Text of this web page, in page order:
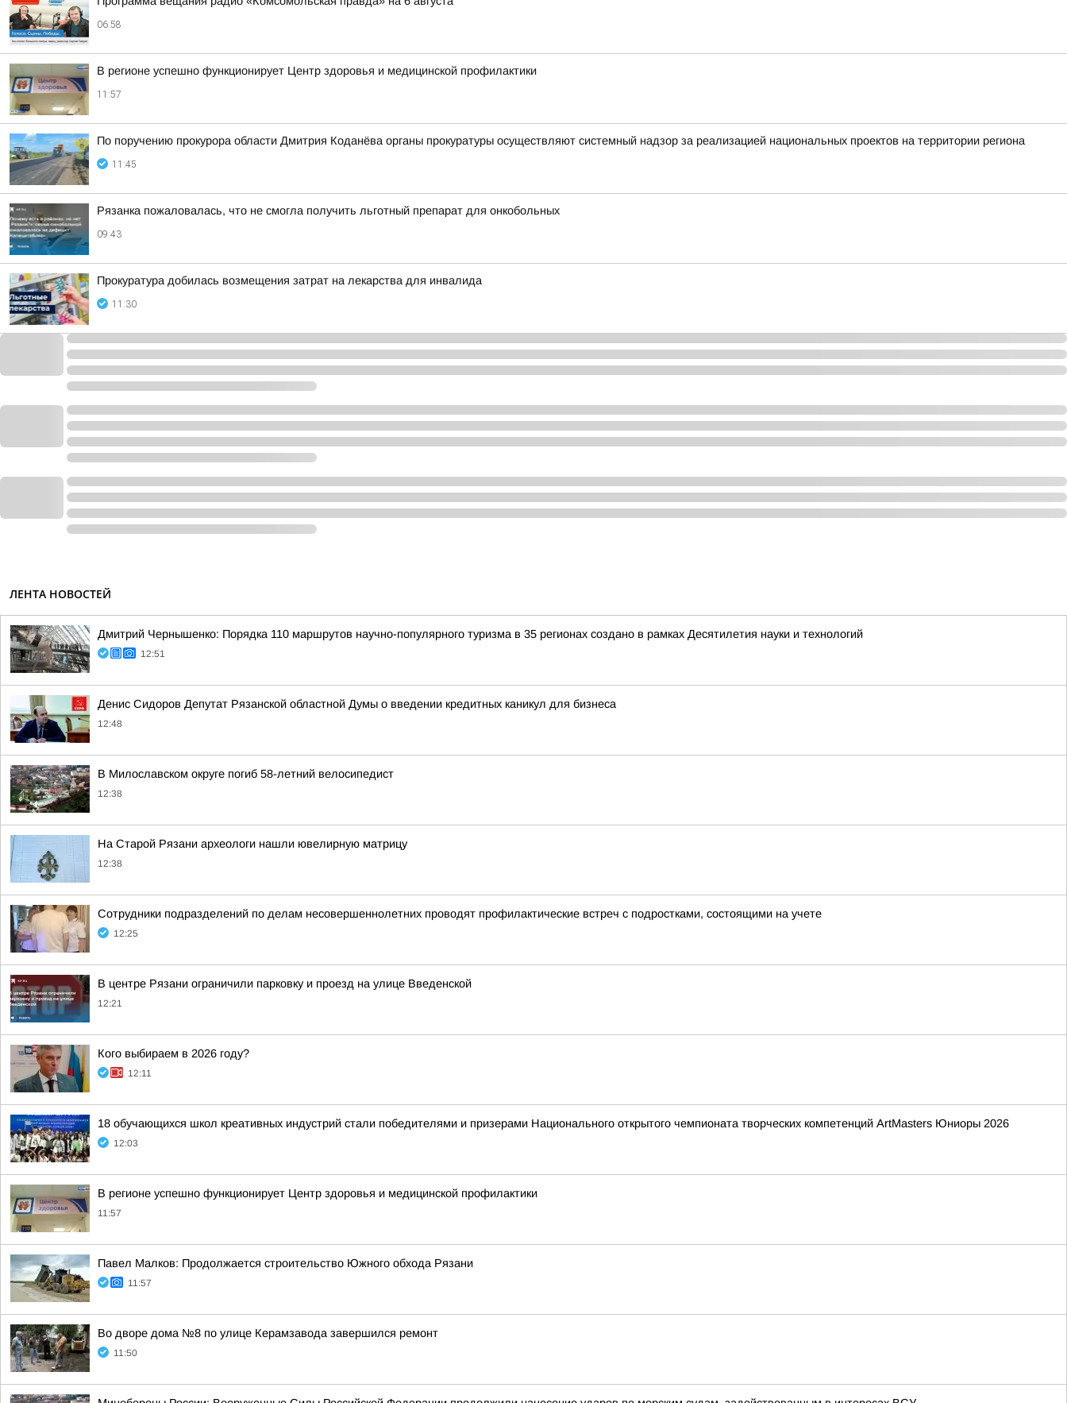
06:58
В регионе успешно функционирует Центр здоровья и медицинской профилактики
11:57
По поручению прокурора области Дмитрия Коданёва органы прокуратуры осуществляют системный надзор за реализацией национальных проектов на территории региона
11:45
Рязанка пожаловалась, что не смогла получить льготный препарат для онкобольных
09:43
Прокуратура добилась возмещения затрат на лекарства для инвалида
11:30
ЛЕНТА НОВОСТЕЙ
Дмитрий Чернышенко: Порядка 110 маршрутов научно-популярного туризма в 35 регионах создано в рамках Десятилетия науки и технологий
12:51
Денис Сидоров Депутат Рязанской областной Думы о введении кредитных каникул для бизнеса
12:48
В Милославском округе погиб 58-летний велосипедист
12:38
На Старой Рязани археологи нашли ювелирную матрицу
12:38
Сотрудники подразделений по делам несовершеннолетних проводят профилактические встреч с подростками, состоящими на учете
12:25
В центре Рязани ограничили парковку и проезд на улице Введенской
12:21
Кого выбираем в 2026 году?
12:11
18 обучающихся школ креативных индустрий стали победителями и призерами Национального открытого чемпионата творческих компетенций ArtMasters Юниоры 2026
12:03
В регионе успешно функционирует Центр здоровья и медицинской профилактики
11:57
Павел Малков: Продолжается строительство Южного обхода Рязани
11:57
Во дворе дома №8 по улице Керамзавода завершился ремонт
11:50